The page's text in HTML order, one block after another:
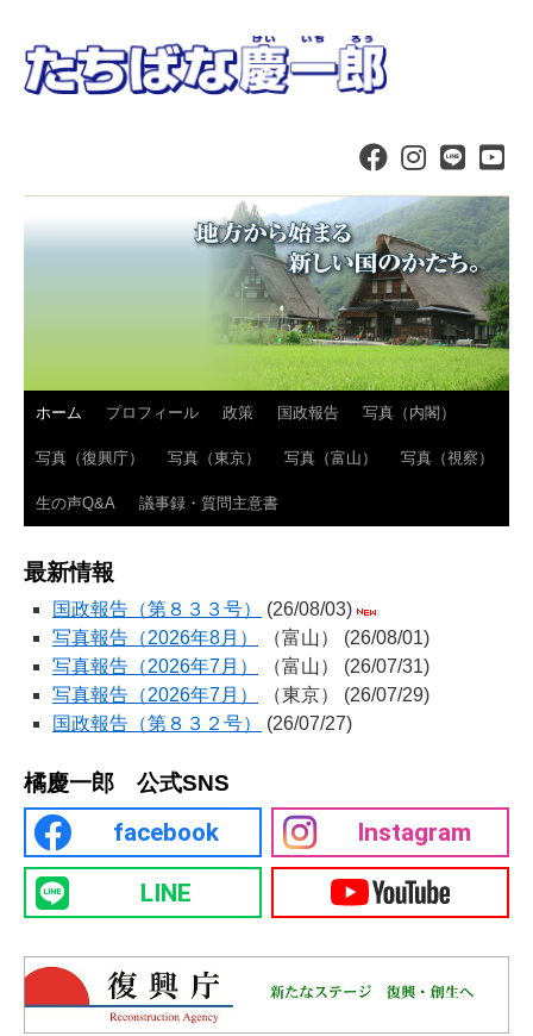
コ
ン
テ
へ
キ
ッ
プ
ホーム プロフィール 政策 国政報告 写真（内閣）
写真（復興庁） 写真（東京） 写真（富山） 写真（視察）
生の声Q&A 議事録・質問主意書
最新情報
国政報告（第８３３号）
(26/08/03)
写真報告（2026年8月）
（富山） (26/08/01)
写真報告（2026年7月）
（富山） (26/07/31)
写真報告（2026年7月）
（東京） (26/07/29)
国政報告（第８３２号）
(26/07/27)
橘慶一郎 公式SNS
facebook Instagram
LINE